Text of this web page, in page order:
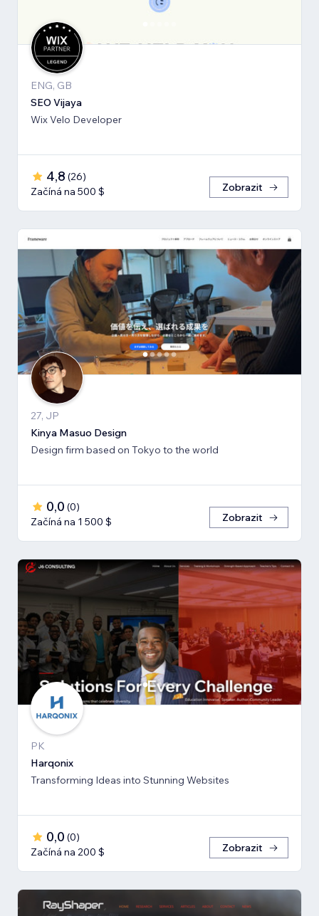
ENG, GB
SEO Vijaya
Wix Velo Developer
4,8 (26)
Začíná na 500 $
Zobrazit
27, JP
Kinya Masuo Design
Design firm based on Tokyo to the world
0,0 (0)
Začíná na 1 500 $
Zobrazit
PK
Harqonix
Transforming Ideas into Stunning Websites
0,0 (0)
Začíná na 200 $
Zobrazit